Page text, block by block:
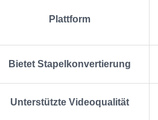
Plattform
Bietet Stapelkonvertierung
Unterstützte Videoqualität